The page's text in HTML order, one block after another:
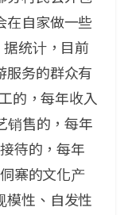
在自家做一些
统计，目前
服务的群众有
的，每年收入
销售的，每年
待的，每年
寨的文化产
模性、自发性